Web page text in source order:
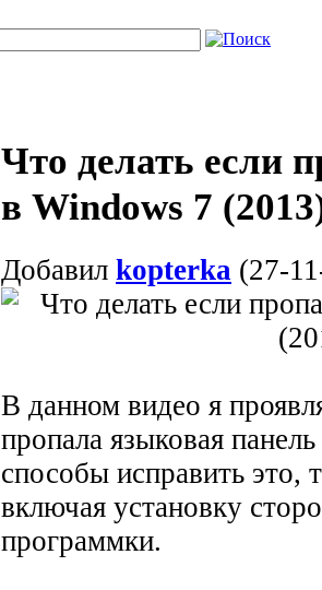
Что делать если
в Windows 7
Добавил kopterka (27-
В данном видео я
пропала языковая
способы исправить это,
включая установку
программки.